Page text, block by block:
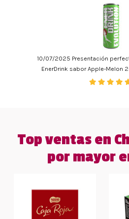
10/07/2025 Presentación
EnerDrink sabor Apple-Melon
Top ventas en
por mayor